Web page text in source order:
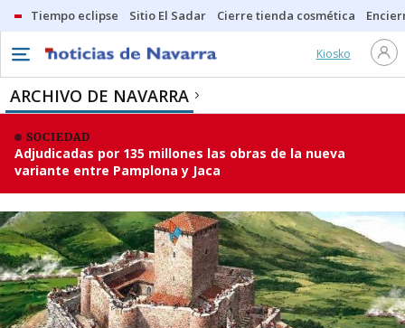
Tiempo eclipse Sitio El Sadar Cierre tienda cosmética
Kiosko
ARCHIVO DE NAVARRA
SOCIEDAD
Adjudicadas por 135 millones las obras de la nueva
variante entre Pamplona y Jaca